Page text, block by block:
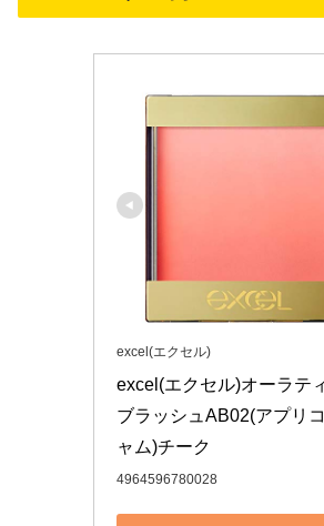
excel(エクセル)
excel(エクセル)オーラテ
ブラッシュAB02(アプリ
ャム)チーク
4964596780028